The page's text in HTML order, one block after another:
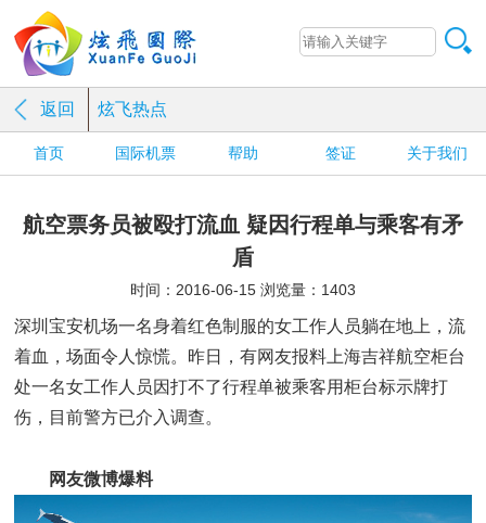
返回 炫飞热点
首页 国际机票 帮助 签证 关于我们
航空票务员被殴打流血 疑因行程单与乘客有矛
盾
时间：2016-06-15 浏览量：1403
深圳宝安机场一名身着红色制服的女工作人员躺在地上，流
着血，场面令人惊慌。昨日，有网友报料上海吉祥航空柜台
处一名女工作人员因打不了行程单被乘客用柜台标示牌打
伤，目前警方已介入调查。
网友微博爆料